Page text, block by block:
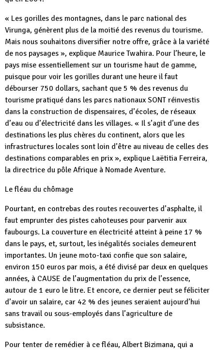
« Les gorilles des montagnes, dans le parc national des
Virunga, génèrent plus de la moitié des revenus du tourisme.
Mais nous souhaitons diversifier notre offre, grâce à la variété
de nos paysages », explique Maurice Twahira. Pour l’heure, le
pays mise essentiellement sur un tourisme haut de gamme,
puisque pour voir les gorilles durant une heure il faut
débourser 750 dollars, sachant que 5 % des revenus du
tourisme pratiqué dans les parcs nationaux SONT réinvestis
dans la construction de dispensaires, d’écoles, de réseaux
d’eau ou d’électricité dans les villages. « Il s’agit d’une des
destinations les plus chères du continent, alors que les
infrastructures locales sont loin d’être au niveau de celles des
destinations comparables en prix », explique Laëtitia Ferreira,
la directrice du pôle Afrique à Nomade Aventure.
Le fléau du chômage
Pourtant, en contrebas des routes recouvertes d’asphalte, il
faut emprunter des pistes cahoteuses pour parvenir aux
faubourgs. La couverture en électricité atteint à peine 17 %
dans le pays, et, surtout, les inégalités sociales demeurent
importantes. Un jeune moto-taxi confie que son salaire,
environ 150 euros par mois, a été divisé par deux en quelques
années, à CAUSE de l’augmentation du prix de l’essence,
autour de 1 euro le litre. Et encore, ce dernier peut se féliciter
d’avoir un salaire, car 42 % des jeunes seraient aujourd’hui
sans travail ou sous-employés dans l’agriculture de
subsistance.
Pour tenter de remédier à ce fléau, Albert Bizimana, qui a